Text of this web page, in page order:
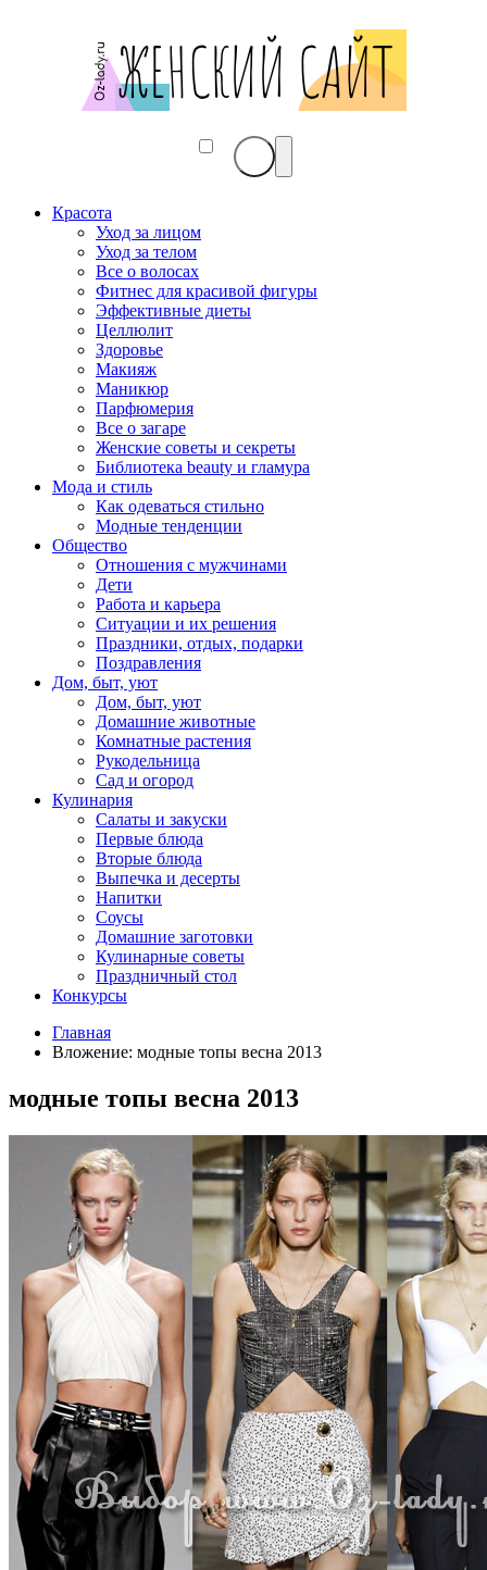
Красота
Уход за лицом
Уход за телом
Все о волосах
Фитнес для красивой фигуры
Эффективные диеты
Целлюлит
Здоровье
Макияж
Маникюр
Парфюмерия
Все о загаре
Женские советы и секреты
Библиотека beauty и гламура
Мода и стиль
Как одеваться стильно
Модные тенденции
Общество
Отношения с мужчинами
Дети
Работа и карьера
Ситуации и их решения
Праздники, отдых, подарки
Поздравления
Дом, быт, уют
Дом, быт, уют
Домашние животные
Комнатные растения
Рукодельница
Сад и огород
Кулинария
Салаты и закуски
Первые блюда
Вторые блюда
Выпечка и десерты
Напитки
Соусы
Домашние заготовки
Кулинарные советы
Праздничный стол
Конкурсы
Главная
Вложение: модные топы весна 2013
модные топы весна 2013